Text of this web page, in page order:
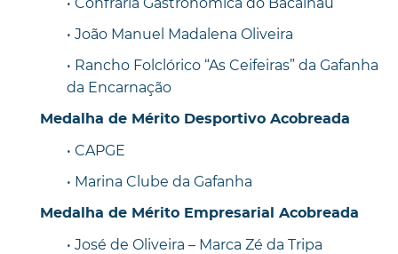
• João Manuel Madalena Oliveira
• Rancho Folclórico “As Ceifeiras” da Gafanha
da Encarnação
Medalha de Mérito Desportivo Acobreada
• CAPGE
• Marina Clube da Gafanha
Medalha de Mérito Empresarial Acobreada
• José de Oliveira – Marca Zé da Tripa